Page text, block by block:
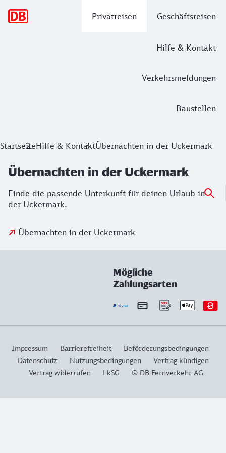
Privatreisen Geschäftsreisen
Hilfe & Kontakt
Verkehrsmeldungen
Baustellen
StartseiteHilfe & KontaktÜbernachten in der Uckermark
Übernachten in der Uckermark
Finde die passende Unterkunft für deinen Urlaub in
der Uckermark.
Übernachten in der Uckermark
Mögliche
Zahlungsarten
Impressum Barrierefreiheit
Beförderungsbedingungen
Datenschutz
Nutzungsbedingungen
Vertrag kündigen
Vertrag widerrufen
LkSG © DB Fernverkehr AG